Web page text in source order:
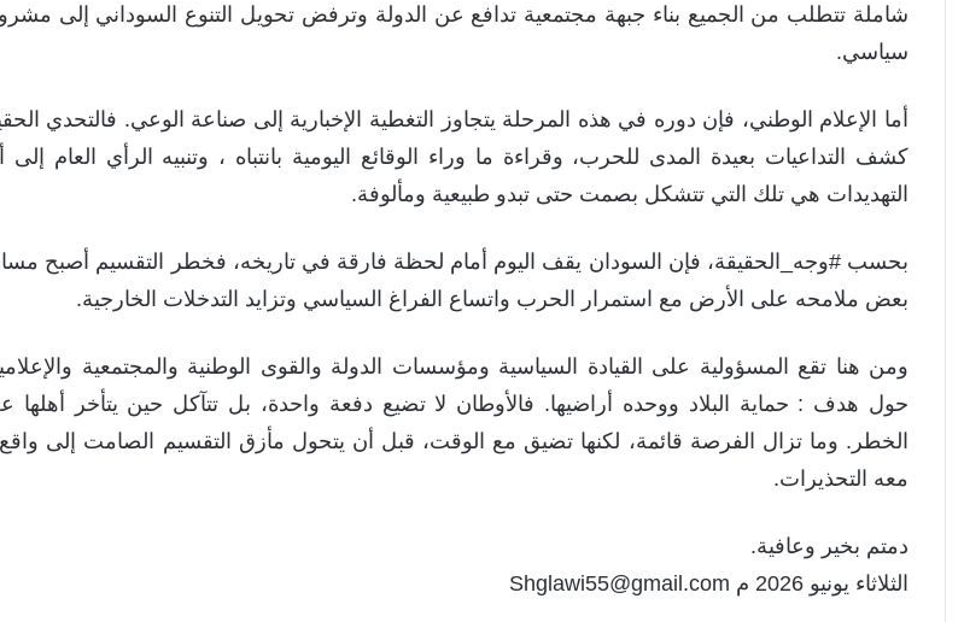
شاملة تتطلب من الجميع بناء جبهة مجتمعية تدافع عن الدولة وترفض تحويل التنوع السوداني إلى
سياسي.
أما الإعلام الوطني، فإن دوره في هذه المرحلة يتجاوز التغطية الإخبارية إلى صناعة الوعي. فالتحدي
كشف التداعيات بعيدة المدى للحرب، وقراءة ما وراء الوقائع اليومية بانتباه ، وتنبيه الرأي العام
التهديدات هي تلك التي تتشكل بصمت حتى تبدو طبيعية ومألوفة.
بحسب #وجه_الحقيقة، فإن السودان يقف اليوم أمام لحظة فارقة في تاريخه، فخطر التقسيم أصبح
بعض ملامحه على الأرض مع استمرار الحرب واتساع الفراغ السياسي وتزايد التدخلات الخارجية.
ومن هنا تقع المسؤولية على القيادة السياسية ومؤسسات الدولة والقوى الوطنية والمجتمعية
حول هدف : حماية البلاد ووحده أراضيها. فالأوطان لا تضيع دفعة واحدة، بل تتآكل حين يتأخر أهلها
الخطر. وما تزال الفرصة قائمة، لكنها تضيق مع الوقت، قبل أن يتحول مأزق التقسيم الصامت إلى
معه التحذيرات.
دمتم بخير وعافية.
الثلاثاء يونيو 2026 م Shglawi55@gmail.com